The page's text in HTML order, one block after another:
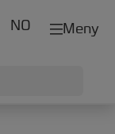
Meny
NO